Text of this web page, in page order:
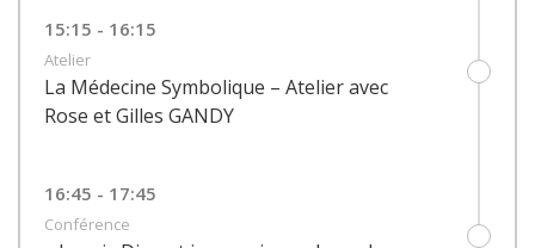
15:15 - 16:15
Atelier
La Médecine Symbolique – Atelier avec
Rose et Gilles GANDY
16:45 - 17:45
Conférence